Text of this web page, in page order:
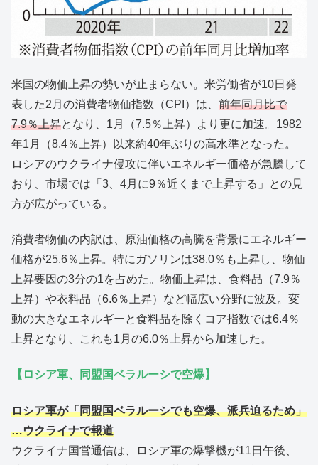
米国の物価上昇の勢いが止まらない。米労働省が10日発
表した2月の消費者物価指数（CPI）は、 前年同月比で
7.9％上昇となり、1月（7.5％上昇）より更に加速。1982
年1月（8.4％上昇）以来約40年ぶりの高水準となった。
ロシアのウクライナ侵攻に伴いエネルギー価格が急騰して
おり、市場では「3、4月に9％近くまで上昇する」との見
方が広がっている。
消費者物価の内訳は、原油価格の高騰を背景にエネルギー
価格が25.6％上昇。特にガソリンは38.0％も上昇し、物価
上昇要因の3分の1を占めた。物価上昇は、食料品（7.9％
上昇）や衣料品（6.6％上昇）など幅広い分野に波及。変
動の大きなエネルギーと食料品を除くコア指数では6.4％
上昇となり、これも1月の6.0％上昇から加速した。
【ロシア軍、同盟国ベラルーシで空爆】
ロシア軍が「同盟国ベラルーシでも空爆、派兵迫るため」
…ウクライナで報道
ウクライナ国営通信は、ロシア軍の爆撃機が11日午後、